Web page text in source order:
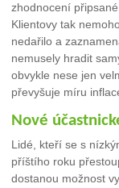
zhodnocení
Klientovy tak
nedařilo a
nemusely hradit
obvykle nese jen
převyšuje míru
Nové
Lidé, kteří se s
příštího roku
dostanou možnost